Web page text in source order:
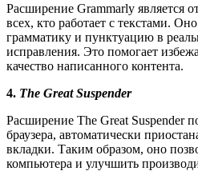
Расширение Grammarly является
всех, кто работает с текстами.
грамматику и пунктуацию в
исправления. Это помогает
качество написанного контента.
4. The Great Suspender
Расширение The Great Suspender
браузера, автоматически
вкладки. Таким образом, оно
компьютера и улучшить